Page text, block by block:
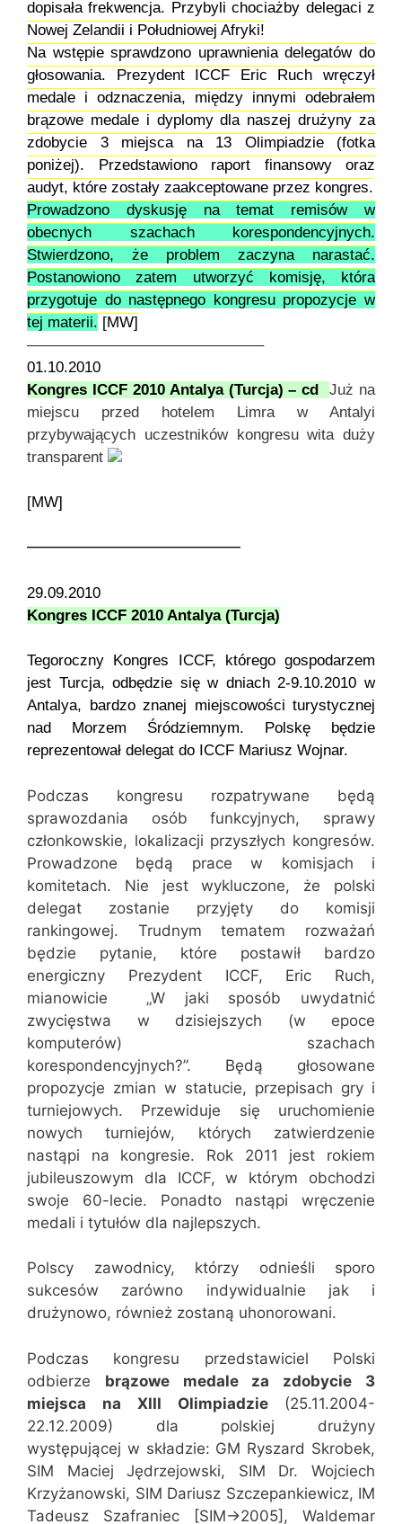
dopisała frekwencja. Przybyli chociażby delegaci z
Nowej Zelandii i Południowej Afryki!
Na wstępie sprawdzono uprawnienia delegatów do
głosowania. Prezydent ICCF Eric Ruch wręczył
medale i odznaczenia, między innymi odebrałem
brązowe medale i dyplomy dla naszej drużyny za
zdobycie 3 miejsca na 13 Olimpiadzie (fotka
poniżej). Przedstawiono raport finansowy oraz
audyt, które zostały zaakceptowane przez kongres.
Prowadzono dyskusję na temat remisów w
obecnych szachach korespondencyjnych.
Stwierdzono, że problem zaczyna narastać.
Postanowiono zatem utworzyć komisję, która
przygotuje do następnego kongresu propozycje w
tej materii. [MW]
———————————————–
01.10.2010
Kongres ICCF 2010 Antalya (Turcja) – cdJuż na
miejscu przed hotelem Limra w Antalyi
przybywających uczestników kongresu wita duży
transparent
[MW]
——————————————
29.09.2010
Kongres ICCF 2010 Antalya (Turcja)
Tegoroczny Kongres ICCF, którego gospodarzem
jest Turcja, odbędzie się w dniach 2-9.10.2010 w
Antalya, bardzo znanej miejscowości turystycznej
nad Morzem Śródziemnym. Polskę będzie
reprezentował delegat do ICCF Mariusz Wojnar.
Podczas kongresu rozpatrywane będą
sprawozdania osób funkcyjnych, sprawy
członkowskie, lokalizacji przyszłych kongresów.
Prowadzone będą prace w komisjach i
komitetach. Nie jest wykluczone, że polski
delegat zostanie przyjęty do komisji
rankingowej. Trudnym tematem rozważań
będzie pytanie, które postawił bardzo
energiczny Prezydent ICCF, Eric Ruch,
mianowicie „W jaki sposób uwydatnić
zwycięstwa w dzisiejszych (w epoce
komputerów) szachach
korespondencyjnych?”. Będą głosowane
propozycje zmian w statucie, przepisach gry i
turniejowych. Przewiduje się uruchomienie
nowych turniejów, których zatwierdzenie
nastąpi na kongresie. Rok 2011 jest rokiem
jubileuszowym dla ICCF, w którym obchodzi
swoje 60-lecie. Ponadto nastąpi wręczenie
medali i tytułów dla najlepszych.
Polscy zawodnicy, którzy odnieśli sporo
sukcesów zarówno indywidualnie jak i
drużynowo, również zostaną uhonorowani.
Podczas kongresu przedstawiciel Polski
odbierze brązowe medale za zdobycie 3
miejsca na XIII Olimpiadzie (25.11.2004-
22.12.2009) dla polskiej drużyny
występującej w składzie: GM Ryszard Skrobek,
SIM Maciej Jędrzejowski, SIM Dr. Wojciech
Krzyżanowski, SIM Dariusz Szczepankiewicz, IM
Tadeusz Szafraniec [SIM->2005], Waldemar